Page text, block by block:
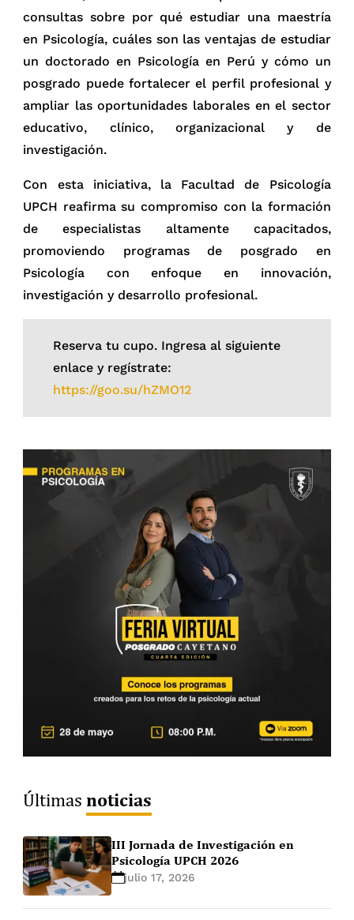
consultas sobre por qué estudiar una maestría
en Psicología, cuáles son las ventajas de estudiar
un doctorado en Psicología en Perú y cómo un
posgrado puede fortalecer el perfil profesional y
ampliar las oportunidades laborales en el sector
educativo, clínico, organizacional y de
investigación.
Con esta iniciativa, la Facultad de Psicología
UPCH reafirma su compromiso con la formación
de especialistas altamente capacitados,
promoviendo programas de posgrado en
Psicología con enfoque en innovación,
investigación y desarrollo profesional.
Reserva tu cupo. Ingresa al siguiente
enlace y regístrate:
https://goo.su/hZMO12
Últimasnoticias
III Jornada de Investigación en
Psicología UPCH 2026
julio 17, 2026